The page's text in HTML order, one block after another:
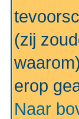
(zij
erop
Naar